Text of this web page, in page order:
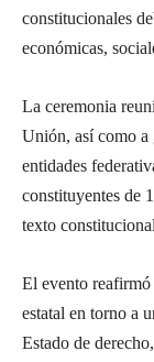
constitucionales
económicas,
La ceremonia
Unión, así como a
entidades
constituyentes de
texto
El evento
estatal en torno a
Estado de